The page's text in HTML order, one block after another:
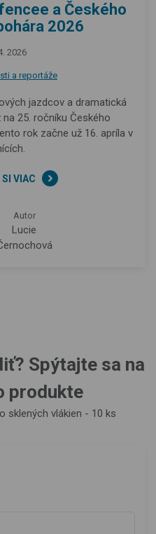
a Českého
2026
2026
a reportáže
jazdcov a dramatická
25. ročníku Českého
rok začne už 16. apríla v
VIAC
Autor
Lucie
Spýtajte sa na
produkte
sklených vlákien - 10 ks